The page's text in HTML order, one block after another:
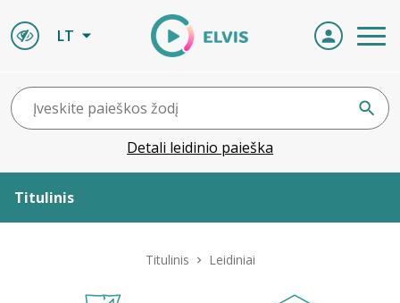
LT
Detali leidinio paieška
Titulinis
Titulinis Leidiniai